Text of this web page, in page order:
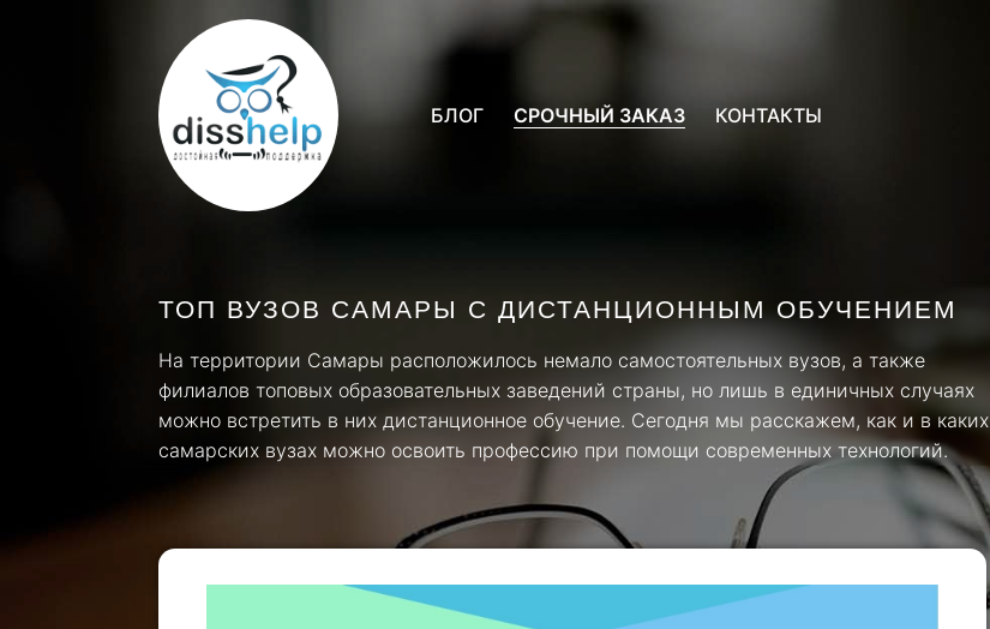
БЛОГ СРОЧНЫЙ ЗАКАЗ КОНТАКТЫ
ТОП ВУЗОВ САМАРЫ С ДИСТАНЦИОННЫМ ОБУЧЕНИЕМ
На территории Самары расположилось немало самостоятельных вузов, а также
филиалов топовых образовательных заведений страны, но лишь в единичных случаях
можно встретить в них дистанционное обучение. Сегодня мы расскажем, как и в каких
самарских вузах можно освоить профессию при помощи современных технологий.